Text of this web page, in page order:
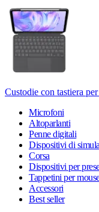
Custodie con tastiera
Microfoni
Altoparlanti
Penne digitali
Dispositivi di
Corsa
Dispositivi per
Tappetini per
Accessori
Best seller